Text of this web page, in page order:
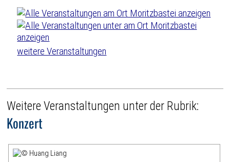
weitere Veranstaltungen
Weitere Veranstaltungen unter der Rubrik:
Konzert